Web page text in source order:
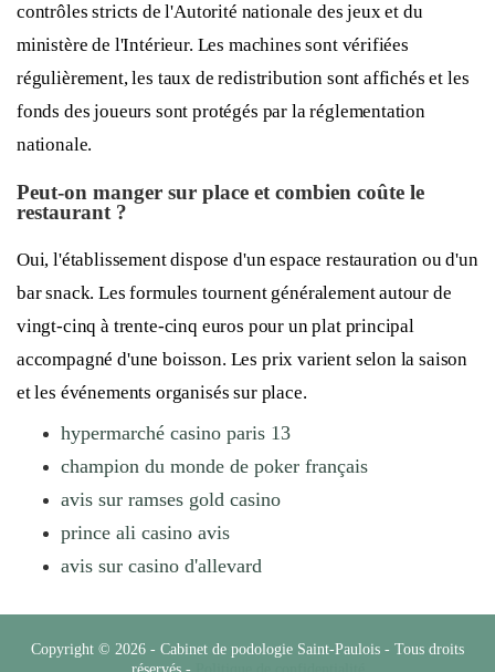
contrôles stricts de l'Autorité nationale des jeux et du
ministère de l'Intérieur. Les machines sont vérifiées
régulièrement, les taux de redistribution sont affichés et les
fonds des joueurs sont protégés par la réglementation
nationale.
Peut-on manger sur place et combien coûte le
restaurant ?
Oui, l'établissement dispose d'un espace restauration ou d'un
bar snack. Les formules tournent généralement autour de
vingt-cinq à trente-cinq euros pour un plat principal
accompagné d'une boisson. Les prix varient selon la saison
et les événements organisés sur place.
hypermarché casino paris 13
champion du monde de poker français
avis sur ramses gold casino
prince ali casino avis
avis sur casino d'allevard
Copyright © 2026 - Cabinet de podologie Saint-Paulois - Tous droits